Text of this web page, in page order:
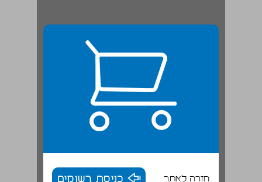
חזרה לאתר כניסת רשומים